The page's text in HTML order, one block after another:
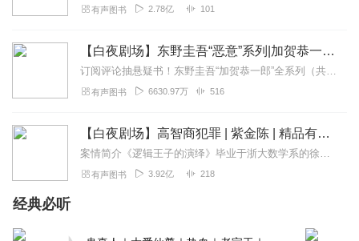
有声图书 2.78亿 101
【白夜剧场】东野圭吾“恶意”系列|加贺恭一郎全11部
订阅评论抽悬疑书！东野圭吾“加贺恭一郎”全系列（共11部）11.30正式上线白夜剧场，第一部《祈祷落幕时》率先发布！即日起～12.20日24点前，专辑评论点赞...
有声图书 6630.97万 516
【白夜剧场】高智商犯罪 | 紫金陈 | 精品有声剧
案情简介《逻辑王子的演绎》毕业于浙大数学系的徐策在本科期间就有“逻辑王子”的美誉，他关于数理逻辑的论文多次上过刊物。其后拿到全额奖学金，赴美国加州大学获心理学博...
有声图书 3.92亿 218
经典必听